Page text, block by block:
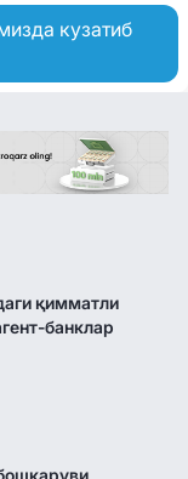
кузатиб
қимматли
банклар